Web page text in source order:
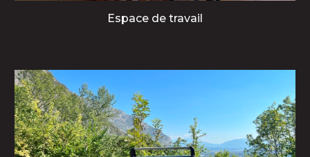
Espace de travail